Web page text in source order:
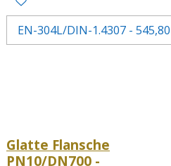
Glatte Flansche
PN10/DN700 -